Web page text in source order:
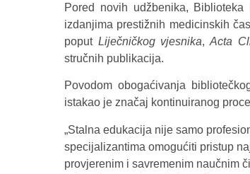
Pored novih udžbenika,
izdanjima prestižnih medicinskih
poput Liječničkog vjesnika,Acta
stručnih publikacija.
Povodom obogaćivanja
istakao je značaj kontinuiranog
„Stalna edukacija nije samo
specijalizantima omogućiti pristup
provjerenim i savremenim naučnim